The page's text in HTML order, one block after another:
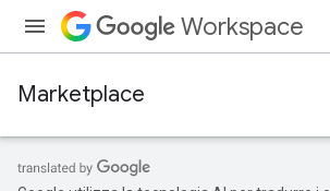
Workspace
Marketplace